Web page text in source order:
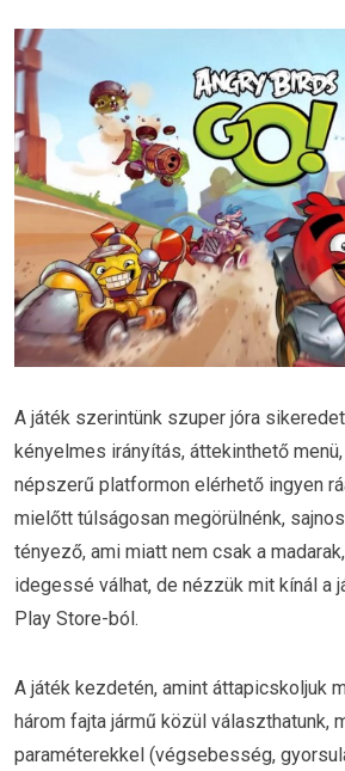
A játék szerintünk szuper jóra
kényelmes irányítás, áttekinthető
népszerű platformon elérhető ingyen
mielőtt túlságosan megörülnénk,
tényező, ami miatt nem csak a
idegessé válhat, de nézzük mit kínál a
Play Store-ból.
A játék kezdetén, amint áttapicskoljuk
három fajta jármű közül választhatunk,
paraméterekkel (végsebesség,